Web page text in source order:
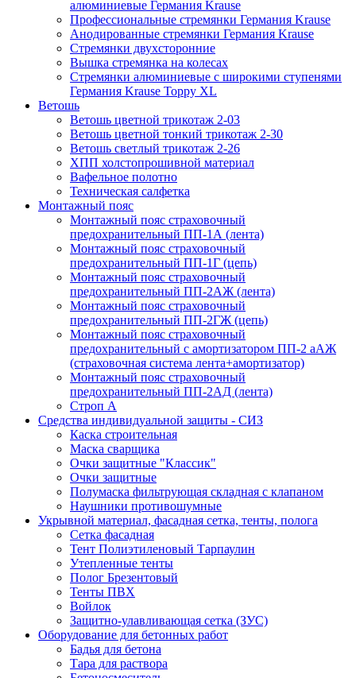
алюминиевые Германия Krause
Профессиональные стремянки Германия Krause
Анодированные стремянки Германия Krause
Стремянки двухсторонние
Вышка стремянка на колесах
Стремянки алюминиевые c широкими ступенями
Германия Krause Toppy XL
Ветошь
Ветошь цветной трикотаж 2-03
Ветошь цветной тонкий трикотаж 2-30
Ветошь светлый трикотаж 2-26
ХПП холстопрошивной материал
Вафельное полотно
Техническая салфетка
Монтажный пояс
Монтажный пояс страховочный
предохранительный ПП-1А (лента)
Монтажный пояс страховочный
предохранительный ПП-1Г (цепь)
Монтажный пояс страховочный
предохранительный ПП-2АЖ (лента)
Монтажный пояс страховочный
предохранительный ПП-2ГЖ (цепь)
Монтажный пояс страховочный
предохранительный с амортизатором ПП-2 аАЖ
(страховочная система лента+амортизатор)
Монтажный пояс страховочный
предохранительный ПП-2АД (лента)
Строп А
Средства индивидуальной защиты - СИЗ
Каска строительная
Маска сварщика
Очки защитные "Классик"
Очки защитные
Полумаска фильтрующая складная с клапаном
Наушники противошумные
Укрывной материал, фасадная сетка, тенты, полога
Сетка фасадная
Тент Полиэтиленовый Тарпаулин
Утепленные тенты
Полог Брезентовый
Тенты ПВХ
Войлок
Защитно-улавливающая сетка (ЗУС)
Оборудование для бетонных работ
Бадья для бетона
Тара для раствора